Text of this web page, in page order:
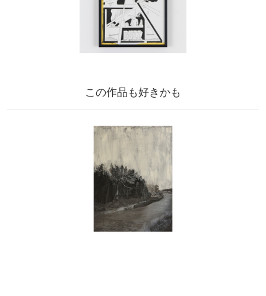
この作品も好きかも